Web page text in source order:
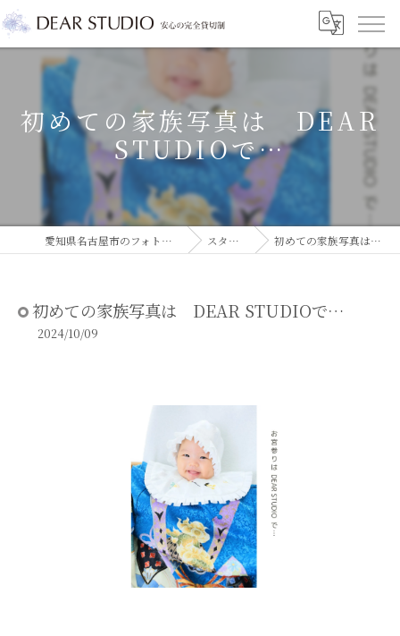
初めての家族写真は DEAR
STUDIOで…
愛知県名古屋市のフォトスタジオならDEAR STUDIO スタジオコラム 初めての家族写真は DEAR STUDIOで…
初めての家族写真は DEAR STUDIOで…
2024/10/09